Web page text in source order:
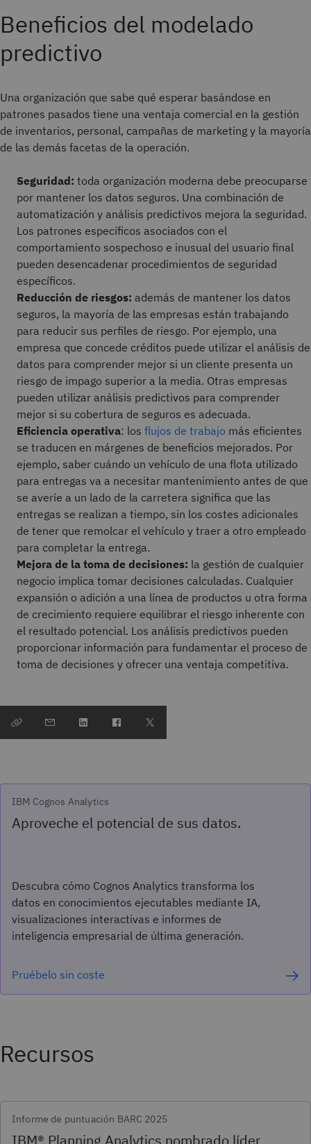
Beneficios del modelado
predictivo
Una organización que sabe qué esperar basándose en
patrones pasados tiene una ventaja comercial en la gestión
de inventarios, personal, campañas de marketing y la mayoría
de las demás facetas de la operación.
Seguridad: toda organización moderna debe preocuparse
por mantener los datos seguros. Una combinación de
automatización y análisis predictivos mejora la seguridad.
Los patrones específicos asociados con el
comportamiento sospechoso e inusual del usuario final
pueden desencadenar procedimientos de seguridad
específicos.
Reducción de riesgos: además de mantener los datos
seguros, la mayoría de las empresas están trabajando
para reducir sus perfiles de riesgo. Por ejemplo, una
empresa que concede créditos puede utilizar el análisis de
datos para comprender mejor si un cliente presenta un
riesgo de impago superior a la media. Otras empresas
pueden utilizar análisis predictivos para comprender
mejor si su cobertura de seguros es adecuada.
Eficiencia operativa: los flujos de trabajo más eficientes
se traducen en márgenes de beneficios mejorados. Por
ejemplo, saber cuándo un vehículo de una flota utilizado
para entregas va a necesitar mantenimiento antes de que
se averíe a un lado de la carretera significa que las
entregas se realizan a tiempo, sin los costes adicionales
de tener que remolcar el vehículo y traer a otro empleado
para completar la entrega.
Mejora de la toma de decisiones: la gestión de cualquier
negocio implica tomar decisiones calculadas. Cualquier
expansión o adición a una línea de productos u otra forma
de crecimiento requiere equilibrar el riesgo inherente con
el resultado potencial. Los análisis predictivos pueden
proporcionar información para fundamentar el proceso de
toma de decisiones y ofrecer una ventaja competitiva.
IBM Cognos Analytics
Aproveche el potencial de sus datos.
Descubra cómo Cognos Analytics transforma los
datos en conocimientos ejecutables mediante IA,
visualizaciones interactivas e informes de
inteligencia empresarial de última generación.
Pruébelo sin coste
Recursos
Informe de puntuación BARC 2025
IBM® Planning Analytics nombrado líder